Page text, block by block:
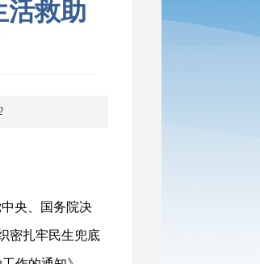
活救助
央、国务院决
密扎牢民生兜底